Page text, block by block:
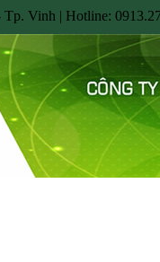
Vinh | Hotline: